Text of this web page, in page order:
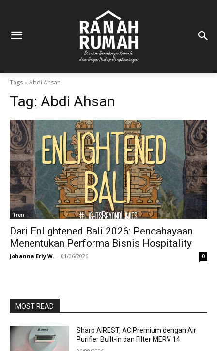
Tags Abdi Ahsan
Tag: Abdi Ahsan
Tren
Dari Enlightened Bali 2026: Pencahayaan
Menentukan Performa Bisnis Hospitality
Johanna Erly W. - 01/06/2026 0
MOST READ
Sharp AIREST, AC Premium dengan Air
Purifier Built-in dan Filter MERV 14